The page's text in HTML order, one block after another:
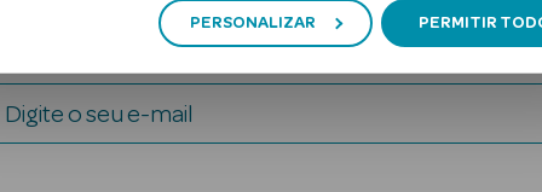
PERSONALIZAR PERMITIR
Digite o seu e-mail